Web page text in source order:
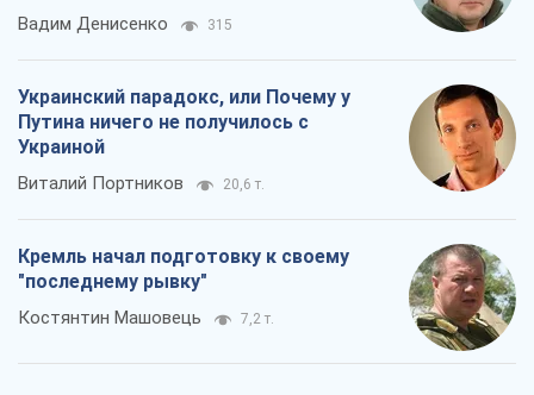
Вадим Денисенко 315
Украинский парадокс, или Почему у
Путина ничего не получилось с
Украиной
Виталий Портников 20,6 т.
Кремль начал подготовку к своему
"последнему рывку"
Костянтин Машовець 7,2 т.